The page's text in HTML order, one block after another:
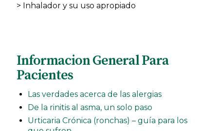
> Inhalador y su uso apropiado
Informacion General Para
Pacientes
Las verdades acerca de las alergias
De la rinitis al asma, un solo paso
Urticaria Crónica (ronchas) – guía para los